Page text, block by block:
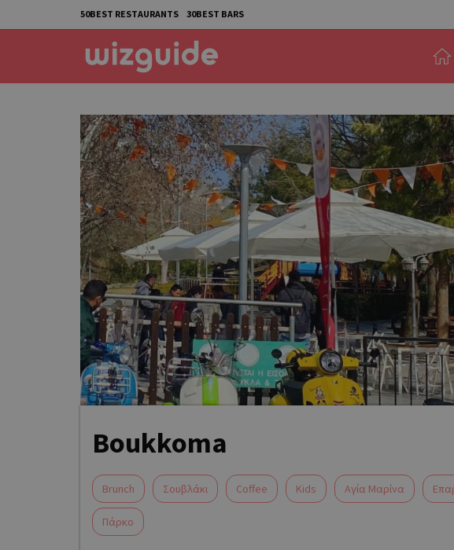
50BEST RESTAURANTS 30BEST BARS
Boukkoma
Brunch Σουβλάκι Coffee Kids Αγία Μαρίνα
Πάρκο